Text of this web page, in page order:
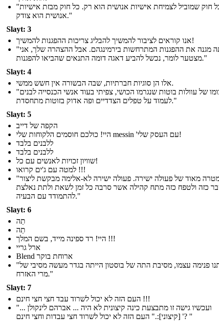
"כל חוק שמוביל לצמיחת אישיות אנושית הוא רק. כל חוק מבזת אישיות
אנושית הוא צודק."
Slayt: 3
אנו קוראים לציבור להמשיך להבליג צריכות ההפגנות להמשיך!
"אתה מגנה את ההפגנות המתרחשות בירמינגהם. אבל ההצהרה שלך, אני
מצטער לומר, נכשל להביע דאגה דומה התנאים שהביאו להפגנות."
Slayt: 4
אלו הן סוגיות חברתיות, שבה הבשורה אין חשש ממשי.
"בעיצומו של עוולות בוטות שנגרמו הכושי, צפיתי בעוד אנשי הכנסייה לבנים
לעמוד על טפלים הצדדיים ופה אדוק בזוטות מתחסדת."
Slayt: 5
הקפה של דייב
היי! כולכם חוסמים הלקוחות שלי messin 'עם העסק שלי!
ללבנים בלבד
ללבנים בלבד
שוויון זכויות לאנשים עם כל!
למטה עם ג'ים קרואו !!!
"זוהי המטרה מאוד של פעולה ישירה. פעולה ישירה לא-אלימה מבקשת ליצור
כזה ולטפח כזה מתח קהילה אשר סרבה כל זמן לשאת ולתת נאלצת
להתמודד עם הבעיה."
Slayt: 6
תֵה
תֵה
היי! רד ספינה מייד, בשם המלך !!!
ארל גריי
Blend ארוחת בוקר
"ובמדינתנו פנימה עצמו, מסיבת התה של בוסטון הייתה בגדר מעשה מסיבי של
מרי האזרח."
Slayt: 7
העם הזה לא יכול לשרוד עבד חצי חצי חינם !!!
"... ועכשיו גישה זו מתבצעת כינה קיצונית לא היה ... אברהם לינקולן
[קיצוני]:." העם הזה לא יכול לשרוד חצי עבדות וחצי חינם '? "